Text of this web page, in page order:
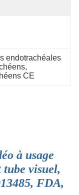
endotrachéales
,
CE
à usage
visuel,
FDA,